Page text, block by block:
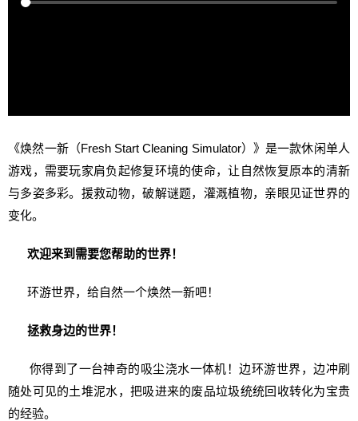
《焕然一新（Fresh Start Cleaning Simulator）》是一款休闲单人
游戏，需要玩家肩负起修复环境的使命，让自然恢复原本的清新
与多姿多彩。援救动物，破解谜题，灌溉植物，亲眼见证世界的
变化。
欢迎来到需要您帮助的世界！
环游世界，给自然一个焕然一新吧！
拯救身边的世界！
你得到了一台神奇的吸尘浇水一体机！边环游世界，边冲刷
随处可见的土堆泥水，把吸进来的废品垃圾统统回收转化为宝贵
的经验。